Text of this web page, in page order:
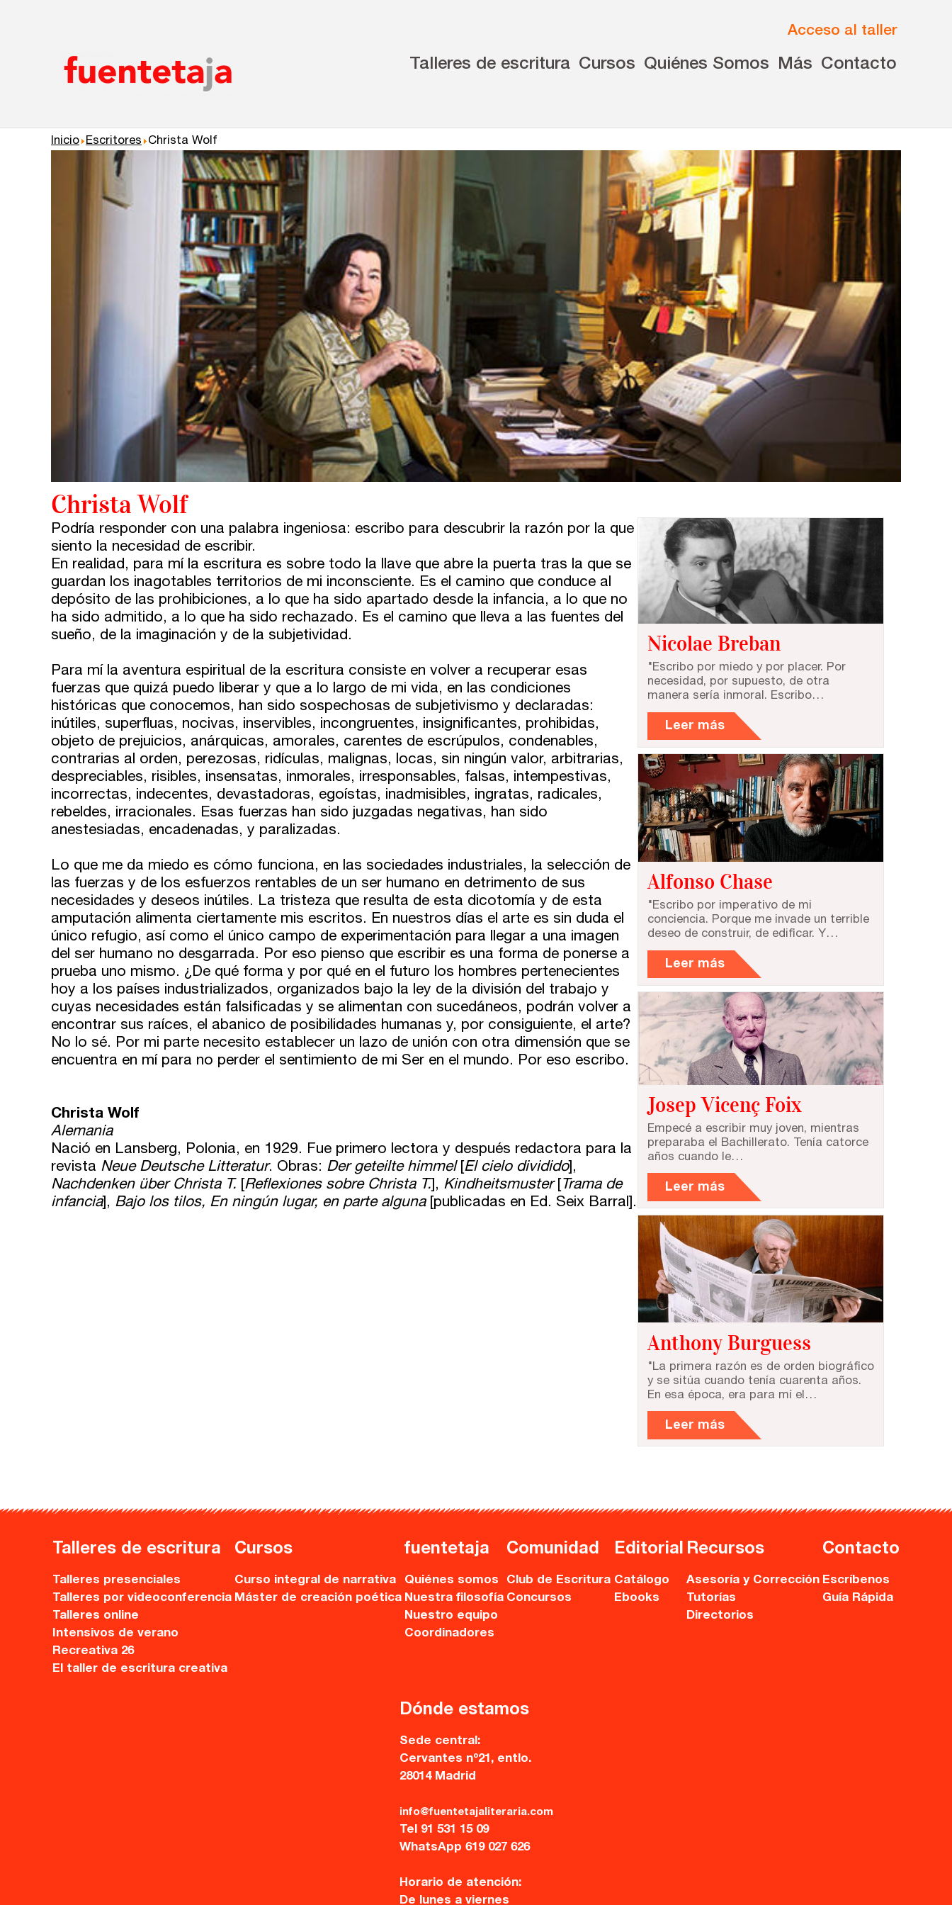
Acceso al taller
Talleres de escritura Cursos Quiénes Somos Más Contacto
Murcia
Málaga
Bilbao
Vitoria
Santander
Las Palmas
Presenciales en Madrid
En directo a través de Zoom
Talleres de escritura
Talleres por videoconferencia
Intensivos de verano ≻
El taller de escritura creativa
Cursos
Curso integral de narrativa
Máster de creación poética
Quiénes somos
Nuestra filosofía
Nuestro equipo
Coordinadores
Comunidad
Club de Escritura
Concursos
Editorial
Catálogo
Ebooks
Recursos
Asesoría y Corrección
Tutorías
Directorios
Horario de atención:
de 10 a 15 y 17 a 20 horas
Inicio Escritores Christa Wolf
Christa Wolf
Podría responder con una palabra ingeniosa: escribo para descubrir la razón por la que
siento la necesidad de escribir.
En realidad, para mí la escritura es sobre todo la llave que abre la puerta tras la que se
guardan los inagotables territorios de mi inconsciente. Es el camino que conduce al
depósito de las prohibiciones, a lo que ha sido apartado desde la infancia, a lo que no
ha sido admitido, a lo que ha sido rechazado. Es el camino que lleva a las fuentes del
sueño, de la imaginación y de la subjetividad.
Para mí la aventura espiritual de la escritura consiste en volver a recuperar esas
fuerzas que quizá puedo liberar y que a lo largo de mi vida, en las condiciones
históricas que conocemos, han sido sospechosas de subjetivismo y declaradas:
inútiles, superfluas, nocivas, inservibles, incongruentes, insignificantes, prohibidas,
objeto de prejuicios, anárquicas, amorales, carentes de escrúpulos, condenables,
contrarias al orden, perezosas, ridículas, malignas, locas, sin ningún valor, arbitrarias,
despreciables, risibles, insensatas, inmorales, irresponsables, falsas, intempestivas,
incorrectas, indecentes, devastadoras, egoístas, inadmisibles, ingratas, radicales,
rebeldes, irracionales. Esas fuerzas han sido juzgadas negativas, han sido
anestesiadas, encadenadas, y paralizadas.
Lo que me da miedo es cómo funciona, en las sociedades industriales, la selección de
las fuerzas y de los esfuerzos rentables de un ser humano en detrimento de sus
necesidades y deseos inútiles. La tristeza que resulta de esta dicotomía y de esta
amputación alimenta ciertamente mis escritos. En nuestros días el arte es sin duda el
único refugio, así como el único campo de experimentación para llegar a una imagen
del ser humano no desgarrada. Por eso pienso que escribir es una forma de ponerse a
prueba uno mismo. ¿De qué forma y por qué en el futuro los hombres pertenecientes
hoy a los países industrializados, organizados bajo la ley de la división del trabajo y
cuyas necesidades están falsificadas y se alimentan con sucedáneos, podrán volver a
encontrar sus raíces, el abanico de posibilidades humanas y, por consiguiente, el arte?
No lo sé. Por mi parte necesito establecer un lazo de unión con otra dimensión que se
encuentra en mí para no perder el sentimiento de mi Ser en el mundo. Por eso escribo.
Christa Wolf
Alemania
Nació en Lansberg, Polonia, en 1929. Fue primero lectora y después redactora para la
revista Neue Deutsche Litteratur. Obras: Der geteilte himmel[ El cielo dividido],
Nachdenken über Christa T.
Reflexiones sobre Christa T. ], Kindheitsmuster[
Trama de
infancia], Bajo los tilos, En ningún lugar, en parte alguna[publicadas en Ed. Seix Barral].
Nicolae Breban
"Escribo por miedo y por placer. Por
necesidad, por supuesto, de otra
manera sería inmoral. Escribo…
Leer más
Alfonso Chase
"Escribo por imperativo de mi
conciencia. Porque me invade un terrible
deseo de construir, de edificar. Y…
Leer más
Josep Vicenç Foix
Empecé a escribir muy joven, mientras
preparaba el Bachillerato. Tenía catorce
años cuando le…
Leer más
Anthony Burguess
"La primera razón es de orden biográfico
y se sitúa cuando tenía cuarenta años.
En esa época, era para mí el…
Leer más
Talleres de escritura
Talleres presenciales
Talleres por videoconferencia
Talleres online
Intensivos de verano
Recreativa 26
El taller de escritura creativa
Cursos
Curso integral de narrativa
Máster de creación poética
fuentetaja
Quiénes somos
Nuestra filosofía
Nuestro equipo
Coordinadores
Comunidad
Club de Escritura
Concursos
Editorial
Catálogo
Ebooks
Recursos
Asesoría y Corrección
Tutorías
Directorios
Contacto
Escríbenos
Guía Rápida
Dónde estamos
Sede central:
Cervantes nº21, entlo.
28014 Madrid
info@fuentetajaliteraria.com
Tel 91 531 15 09
WhatsApp 619 027 626
Horario de atención:
De lunes a viernes